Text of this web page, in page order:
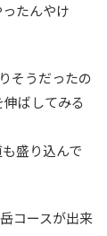
たんやけ
そうだったの
ばしてみる
盛り込んで
コースが出来